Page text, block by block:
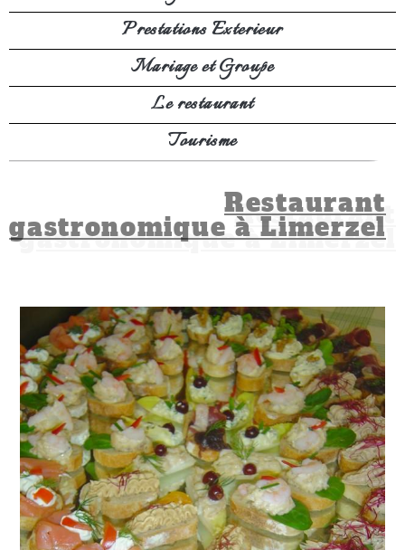
Prestations Exterieur
Mariage et Groupe
Le restaurant
Tourisme
Restaurant
gastronomique à Limerzel